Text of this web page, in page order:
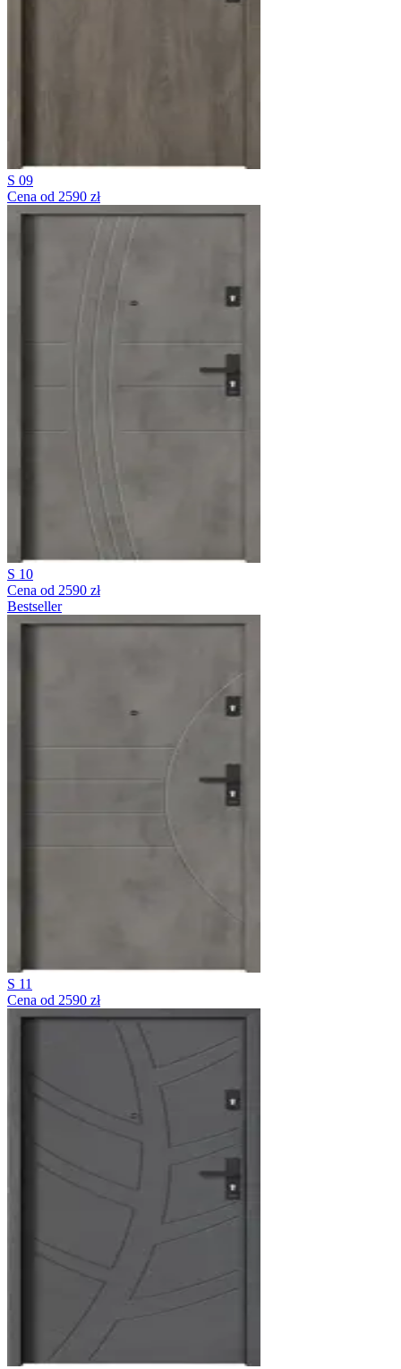
S 09
Cena od 2590 zł
S 10
Cena od 2590 zł
Bestseller
S 11
Cena od 2590 zł